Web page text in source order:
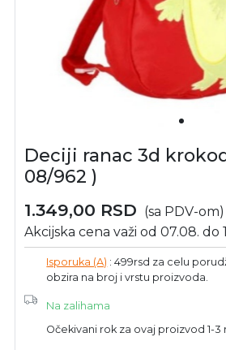
Deciji ranac 3d
08/962 )
1.349,00 RSD (sa PDV-om)
Akcijska cena važi od 07.08. do
Isporuka (A) : 499rsd za celu
obzira na broj i vrstu proizvoda.
Na zalihama
Očekivani rok za ovaj proizvod 1-3